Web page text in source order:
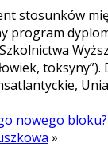
stosunków
program
nowego bloku?
»